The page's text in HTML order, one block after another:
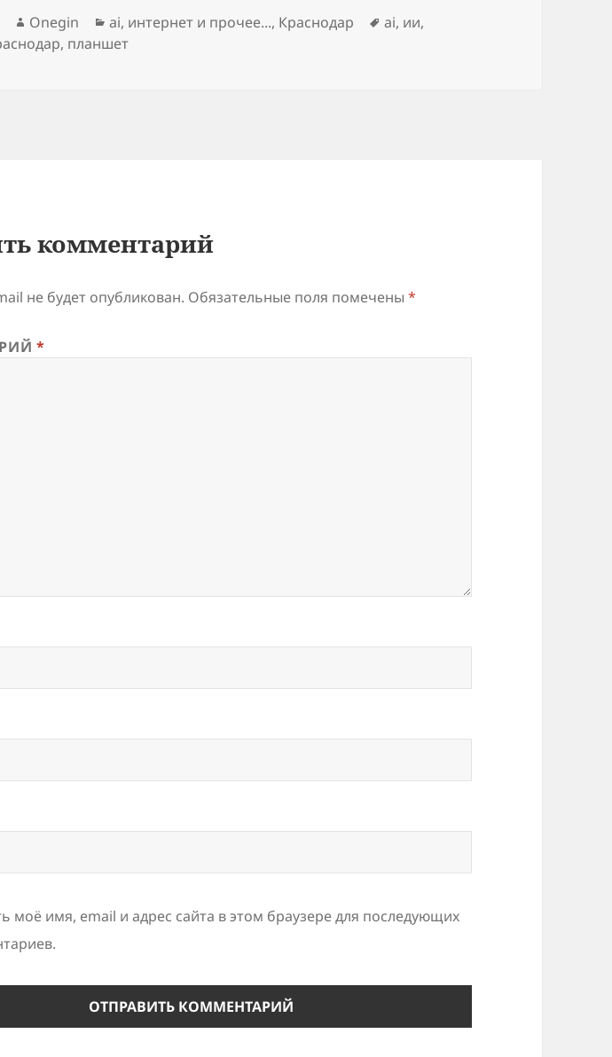
Автор
Onegin Рубрики
ai, интернет и прочее..., Краснодар Метки
ai, ии,
, планшет
комментарий
не будет опубликован. Обязательные поля помечены*
*
моё имя, email и адрес сайта в этом браузере для последующих